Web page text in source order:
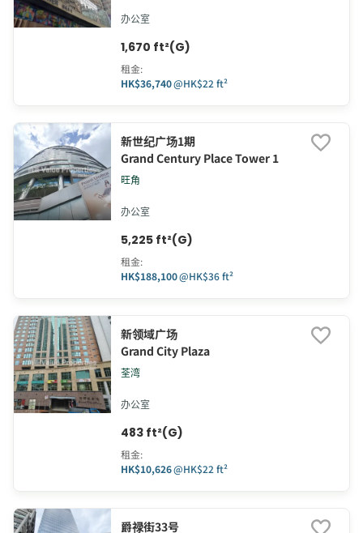
办公室
1,670 ft²(G)
租金:
HK$36,740@HK$22 ft²
新世纪广场1期
Grand Century Place Tower 1
旺角
办公室
5,225 ft²(G)
租金:
HK$188,100@HK$36 ft²
新领域广场
Grand City Plaza
荃湾
办公室
483 ft²(G)
租金:
HK$10,626@HK$22 ft²
爵禄街33号